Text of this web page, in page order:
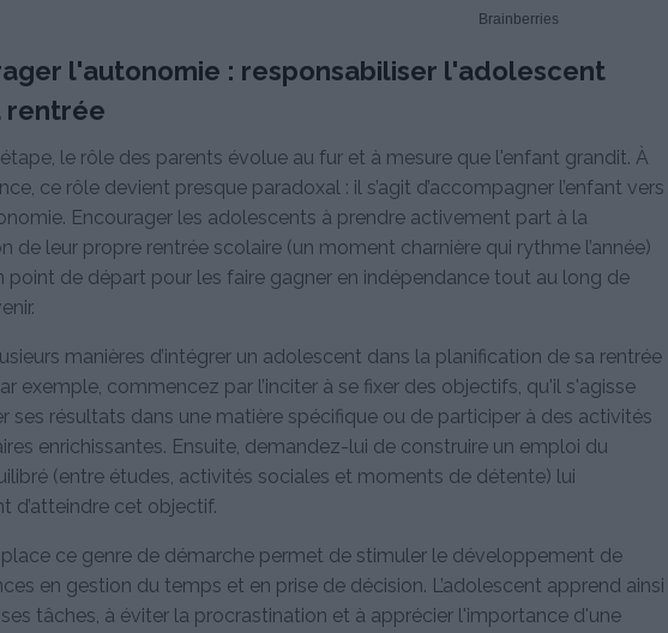
l'autonomie : responsabiliser l'adolescent
rentrée
le rôle des parents évolue au fur et à mesure que l'enfant grandit. À
ce rôle devient presque paradoxal : il s’agit d’accompagner l’enfant vers
Encourager les adolescents à prendre activement part à la
de leur propre rentrée scolaire (un moment charnière qui rythme l’année)
point de départ pour les faire gagner en indépendance tout au long de
manières d’intégrer un adolescent dans la planification de sa rentrée
exemple, commencez par l’inciter à se fixer des objectifs, qu'il s'agisse
ses résultats dans une matière spécifique ou de participer à des activités
enrichissantes. Ensuite, demandez-lui de construire un emploi du
(entre études, activités sociales et moments de détente) lui
d’atteindre cet objectif.
ce genre de démarche permet de stimuler le développement de
en gestion du temps et en prise de décision. L’adolescent apprend ainsi
tâches, à éviter la procrastination et à apprécier l'importance d'une